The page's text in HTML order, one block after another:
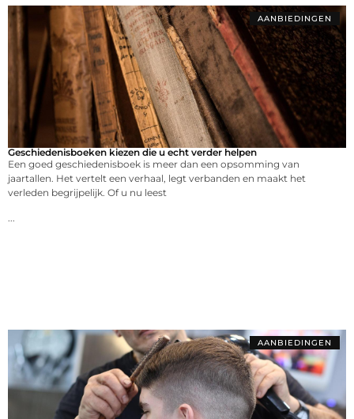
AANBIEDINGEN
Geschiedenisboeken kiezen die u echt verder helpen
Een goed geschiedenisboek is meer dan een opsomming van
jaartallen. Het vertelt een verhaal, legt verbanden en maakt het
verleden begrijpelijk. Of u nu leest
...
AANBIEDINGEN